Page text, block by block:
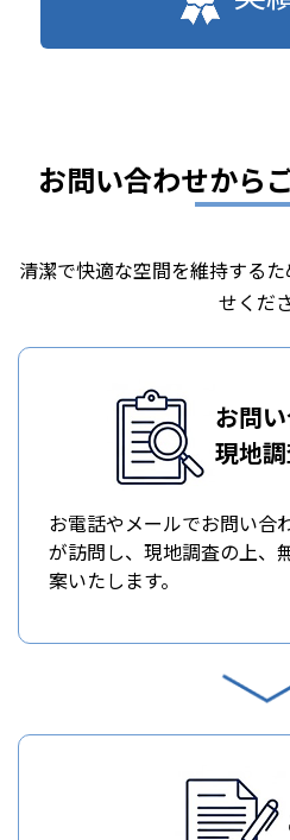
お問い合わせから
清潔で快適な空間を維持する
せくだ
お問
現地
お電話やメールでお問い合
が訪問し、現地調査の上、
案いたします。